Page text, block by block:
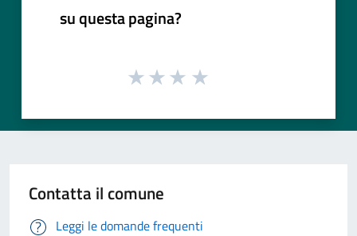
su questa pagina?
Contatta il comune
Leggi le domande frequenti